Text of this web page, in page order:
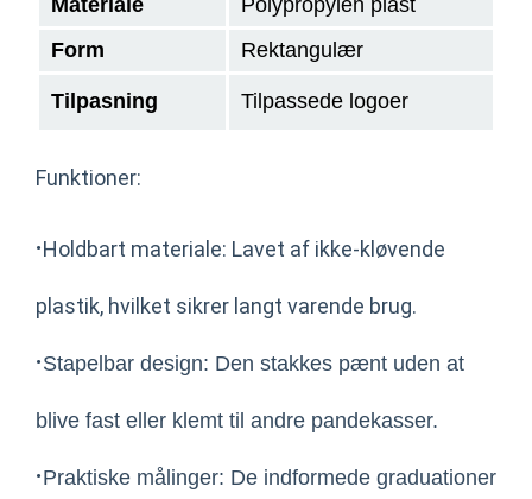
Form
Rektangulær
Tilpasning Tilpassede logoer
Funktioner:
·Holdbart materiale: Lavet af ikke-kløvende
plastik, hvilket sikrer langt varende brug.
·Stapelbar design: Den stakkes pænt uden at
blive fast eller klemt til andre pandekasser.
·Praktiske målinger: De indformede graduationer